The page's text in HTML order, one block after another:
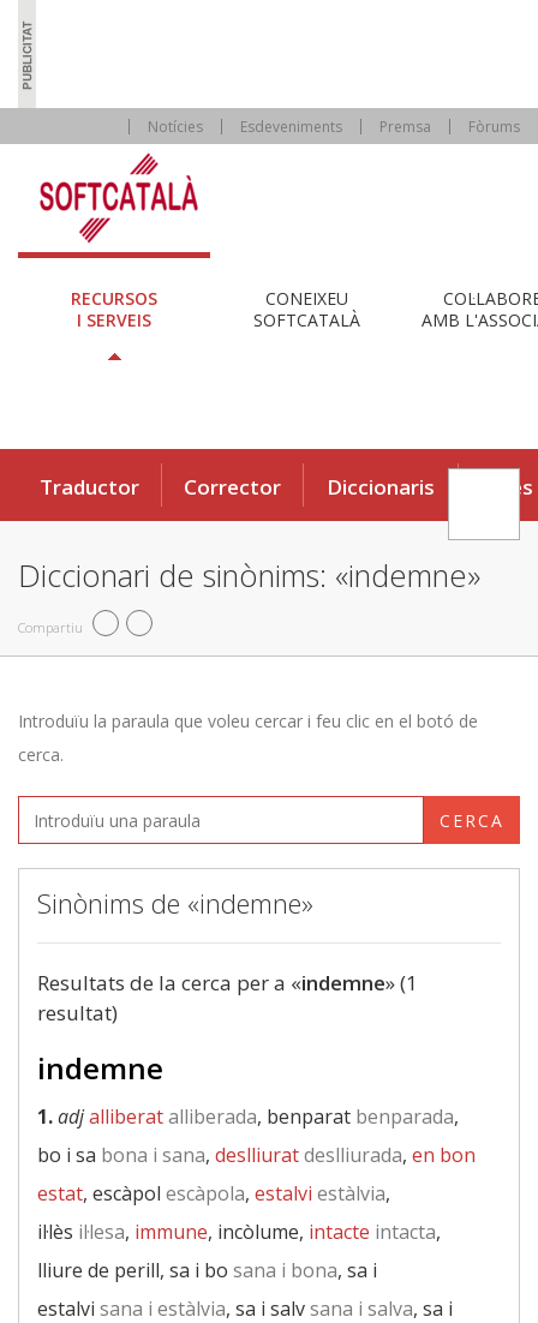
Notícies Esdeveniments Premsa Fòrums
RECURSOS
I SERVEIS
CONEIXEU
SOFTCATALÀ
AMB
Traductor Corrector Diccionaris Eines
Diccionari de sinònims: «indemne»
Compartiu
Introduïu la paraula que voleu cercar i feu clic en el botó de
cerca.
CERCA
Sinònims de «indemne»
Resultats de la cerca per a «indemne» (1
resultat)
indemne
1.adjalliberatalliberada, benparat benparada,
bo i sa bona i sana, deslliuratdeslliurada, en bon
estat, escàpol escàpola, estalvi estàlvia,
il·lès il·lesa, immune, incòlume, intacte intacta,
lliure de perill, sa i bo sana i bona, sa i
estalvi sana i estàlvia, sa i salvsana i salva, sa i